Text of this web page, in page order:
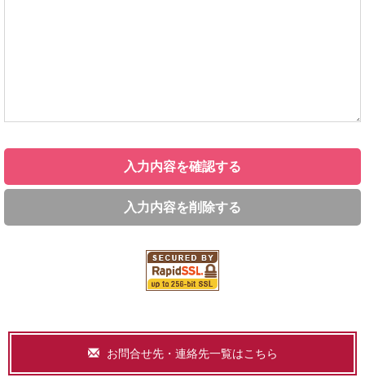
入力内容を確認する
入力内容を削除する
お問合せ先・連絡先一覧はこちら